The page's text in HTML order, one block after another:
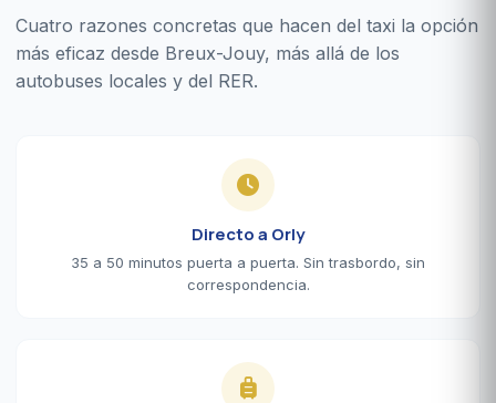
Cuatro razones concretas que hacen del taxi la opción
más eficaz desde Breux-Jouy, más allá de los
autobuses locales y del RER.
Directo a Orly
35 a 50 minutos puerta a puerta. Sin trasbordo, sin
correspondencia.